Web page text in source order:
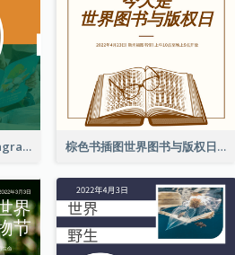
橙色和绿色写真集和Instagram版权日 棕色书插图世界图书与版权日Instagram帖子